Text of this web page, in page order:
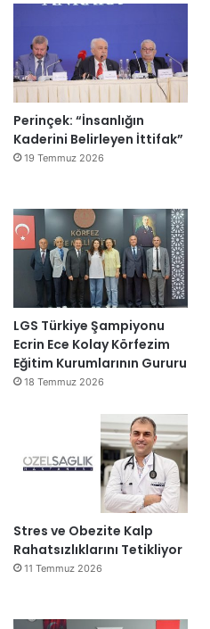
Perinçek: “İnsanlığın
Kaderini Belirleyen İttifak”
19 Temmuz 2026
LGS Türkiye Şampiyonu
Ecrin Ece Kolay Körfezim
Eğitim Kurumlarının Gururu
18 Temmuz 2026
Stres ve Obezite Kalp
Rahatsızlıklarını Tetikliyor
11 Temmuz 2026